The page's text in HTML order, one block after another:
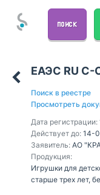
ПОИСК
ЕАЭС RU С-
Поиск в реестре
Просмотреть
Дата регистрации:
Действует до: 14-
Заявитель: АО
Продукция:
Игрушки для
старше трех лет,